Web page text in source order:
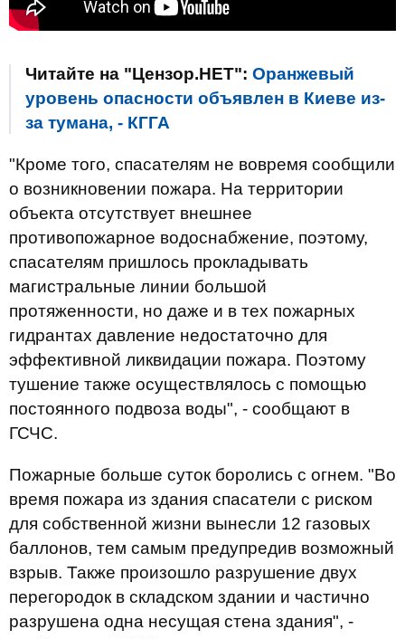
Читайте на "Цензор.НЕТ": Оранжевый
уровень опасности объявлен в Киеве из-
за тумана, - КГГА
"Кроме того, спасателям не вовремя сообщили
о возникновении пожара. На территории
объекта отсутствует внешнее
противопожарное водоснабжение, поэтому,
спасателям пришлось прокладывать
магистральные линии большой
протяженности, но даже и в тех пожарных
гидрантах давление недостаточно для
эффективной ликвидации пожара. Поэтому
тушение также осуществлялось с помощью
постоянного подвоза воды", - сообщают в
ГСЧС.
Пожарные больше суток боролись с огнем. "Во
время пожара из здания спасатели с риском
для собственной жизни вынесли 12 газовых
баллонов, тем самым предупредив возможный
взрыв. Также произошло разрушение двух
перегородок в складском здании и частично
разрушена одна несущая стена здания", -